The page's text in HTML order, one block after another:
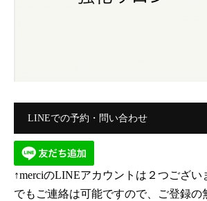
LINEでの予約・問い合わせ
↑merciのLINEアカウントは２つござい
でもご連絡は可能ですので、ご登録の